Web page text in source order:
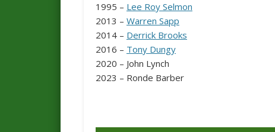
1995 – Lee Roy Selmon
2013 – Warren Sapp
2014 – Derrick Brooks
2016 – Tony Dungy
2020 – John Lynch
2023 – Ronde Barber